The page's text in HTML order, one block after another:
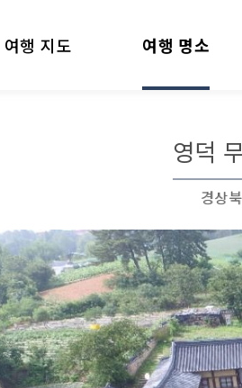
여행 지도 여행 명소
영덕
경상